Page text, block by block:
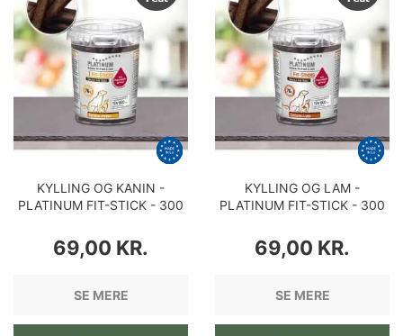
KYLLING OG KANIN -
PLATINUM FIT-STICK - 300
PRIS
69,00 KR.
SE MERE
KYLLING OG LAM -
PLATINUM FIT-STICK - 300
PRIS
69,00 KR.
SE MERE